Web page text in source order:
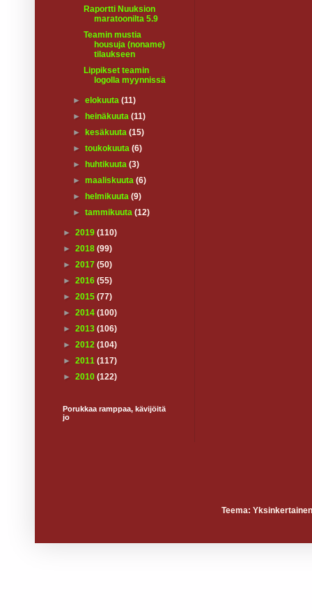
Raportti Nuuksion
maratoonilta 5.9
Teamin mustia
housuja (noname)
tilaukseen
Lippikset teamin
logolla myynnissä
►elokuuta(11)
►
heinäkuuta(11)
►
kesäkuuta(15)
►toukokuuta(6)
►
huhtikuuta(3)
►maaliskuuta(6)
►
helmikuuta(9)
►tammikuuta(12)
► 2019 (110)
► 2018 (99)
► 2017 (50)
► 2016 (55)
► 2015 (77)
► 2014 (100)
► 2013 (106)
► 2012 (104)
► 2011 (117)
► 2010 (122)
Porukkaa ramppaa, kävijöitä
jo
Teema: